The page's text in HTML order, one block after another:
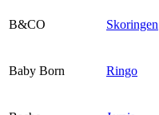
B&CO Skoringen
Baby Born Ringo